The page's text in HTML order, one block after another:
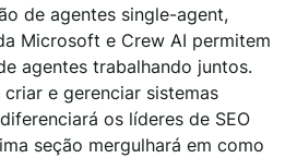
de agentes single-agent,
Microsoft e Crew AI permitem
agentes trabalhando juntos.
e gerenciar sistemas
os líderes de SEO
seção mergulhará em como